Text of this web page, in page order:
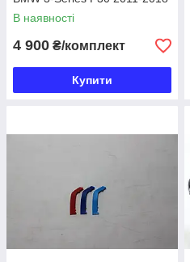
В наявності
4 900 ₴/комплект
Купити